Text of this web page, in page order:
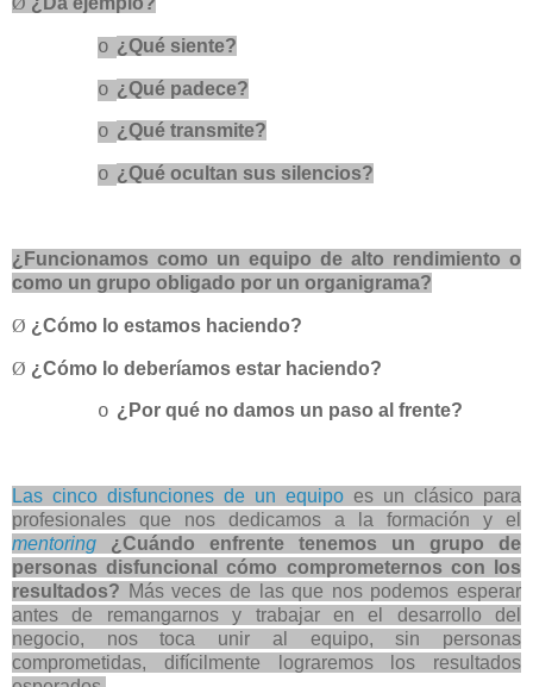
o ¿Qué siente?
o ¿Qué padece?
o ¿Qué transmite?
o ¿Qué ocultan sus silencios?
¿Funcionamos como un equipo de alto rendimiento o
como un grupo obligado por un organigrama?
Ø ¿Cómo lo estamos haciendo?
Ø ¿Cómo lo deberíamos estar haciendo?
o ¿Por qué no damos un paso al frente?
Las cinco disfunciones de un equipo es un clásico para
profesionales que nos dedicamos a la formación y el
mentoring
¿Cuándo enfrente tenemos un grupo de
personas disfuncional cómo comprometernos con los
resultados? Más veces de las que nos podemos esperar
antes de remangarnos y trabajar en el desarrollo del
negocio, nos toca unir al equipo, sin personas
comprometidas, difícilmente lograremos los resultados